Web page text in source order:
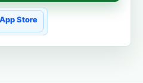
App Store